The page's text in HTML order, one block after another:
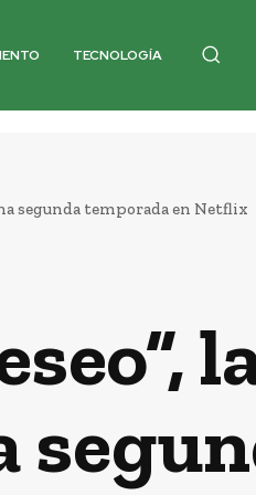
TECNOLOGÍA
segunda temporada en Netflix